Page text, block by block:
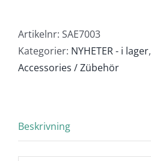
Artikelnr: SAE7003
Kategorier: NYHETER - i lager,
Accessories / Zübehör
Beskrivning